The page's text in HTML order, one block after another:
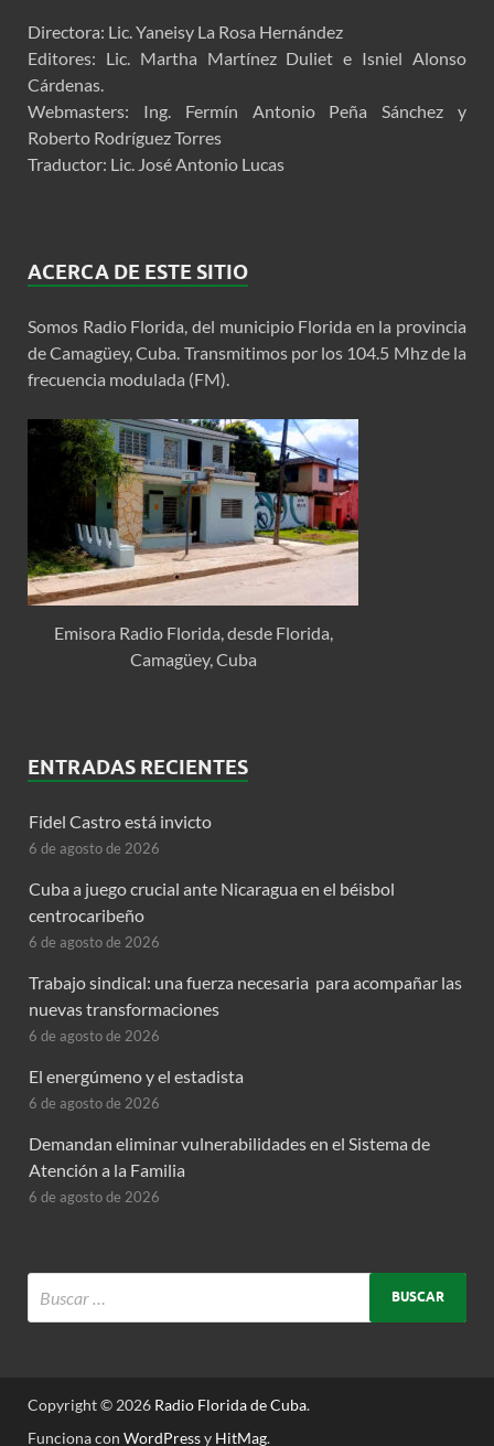
Directora: Lic. Yaneisy La Rosa Hernández
Editores: Lic. Martha Martínez Duliet e Isniel Alonso
Cárdenas.
Webmasters: Ing. Fermín Antonio Peña Sánchez y
Roberto Rodríguez Torres
Traductor: Lic. José Antonio Lucas
ACERCA DE ESTE SITIO
Somos Radio Florida, del municipio Florida en la provincia
de Camagüey, Cuba. Transmitimos por los 104.5 Mhz de la
frecuencia modulada (FM).
Emisora Radio Florida, desde Florida,
Camagüey, Cuba
ENTRADAS RECIENTES
Fidel Castro está invicto
6 de agosto de 2026
Cuba a juego crucial ante Nicaragua en el béisbol
centrocaribeño
6 de agosto de 2026
Trabajo sindical: una fuerza necesaria para acompañar las
nuevas transformaciones
6 de agosto de 2026
El energúmeno y el estadista
6 de agosto de 2026
Demandan eliminar vulnerabilidades en el Sistema de
Atención a la Familia
6 de agosto de 2026
Copyright © 2026 Radio Florida de Cuba.
Funciona con WordPressy HitMag.